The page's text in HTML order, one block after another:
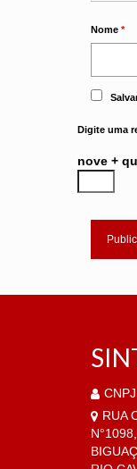
Nome *
Digite uma
nove +
RUA